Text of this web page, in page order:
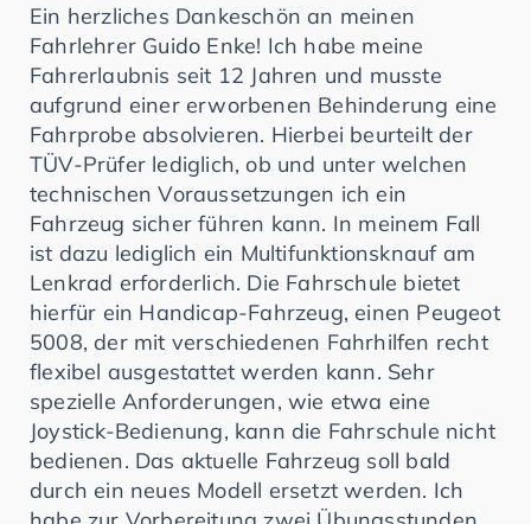
Ein herzliches Dankeschön an meinen
Fahrlehrer Guido Enke! Ich habe meine
Fahrerlaubnis seit 12 Jahren und musste
aufgrund einer erworbenen Behinderung eine
Fahrprobe absolvieren. Hierbei beurteilt der
TÜV-Prüfer lediglich, ob und unter welchen
technischen Voraussetzungen ich ein
Fahrzeug sicher führen kann. In meinem Fall
ist dazu lediglich ein Multifunktionsknauf am
Lenkrad erforderlich. Die Fahrschule bietet
hierfür ein Handicap-Fahrzeug, einen Peugeot
5008, der mit verschiedenen Fahrhilfen recht
flexibel ausgestattet werden kann. Sehr
spezielle Anforderungen, wie etwa eine
Joystick-Bedienung, kann die Fahrschule nicht
bedienen. Das aktuelle Fahrzeug soll bald
durch ein neues Modell ersetzt werden. Ich